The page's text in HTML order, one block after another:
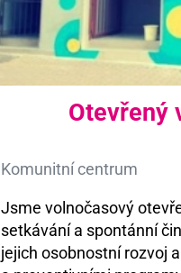
Otevřený
Komunitní centrum
Jsme volnočasový
setkávání a spontánní
jejich osobnostní rozvoj